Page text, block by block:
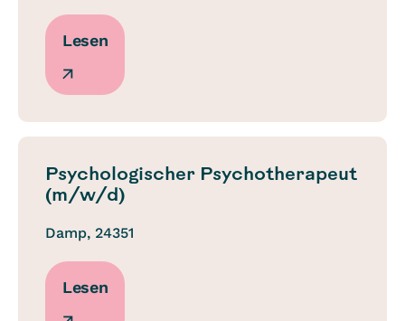
Lesen
Psychologischer Psychotherapeut
(m/w/d)
Damp, 24351
Lesen